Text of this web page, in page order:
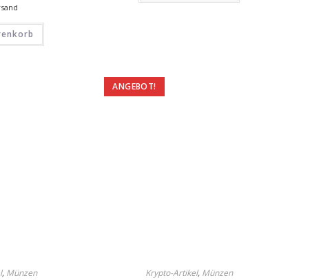
, Münzen
ANGEBOT!
Krypto-Artikel, Münzen